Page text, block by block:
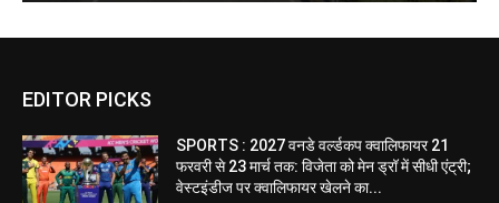
EDITOR PICKS
SPORTS : 2027 वनडे वर्ल्डकप क्वालिफायर 21
फरवरी से 23 मार्च तक: विजेता को मेन ड्रॉ में सीधी एंट्री;
वेस्टइंडीज पर क्वालिफायर खेलने का...